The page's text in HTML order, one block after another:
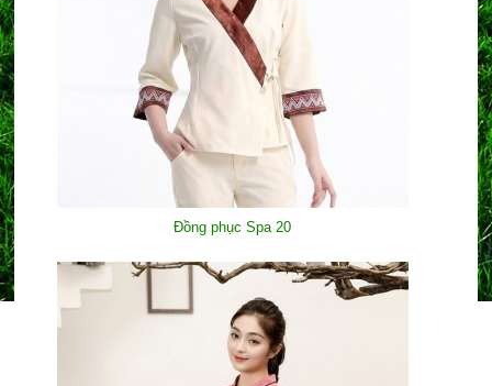
Đồng phục Spa 20